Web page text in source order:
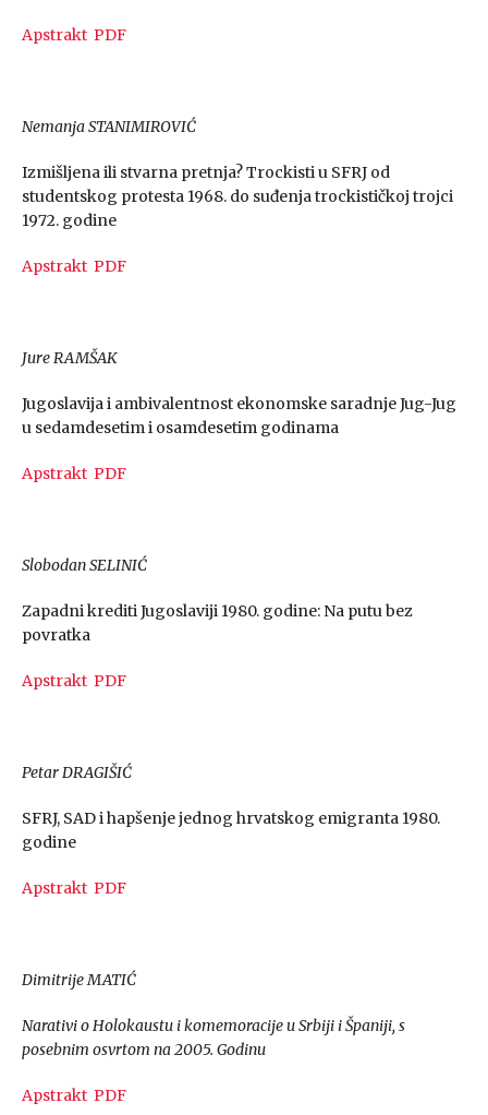
Apstrakt PDF
Nemanja STANIMIROVIĆ
Izmišljena ili stvarna pretnja? Trockisti u SFRJ od
studentskog protesta 1968. do suđenja trockističkoj trojci
1972. godine
Apstrakt PDF
Jure RAMŠAK
Jugoslavija i ambivalentnost ekonomske saradnje Jug-Jug
u sedamdesetim i osamdesetim godinama
Apstrakt PDF
Slobodan SELINIĆ
Zapadni krediti Jugoslaviji 1980. godine: Na putu bez
povratka
Apstrakt PDF
Petar DRAGIŠIĆ
SFRJ, SAD i hapšenje jednog hrvatskog emigranta 1980.
godine
Apstrakt PDF
Dimitrije MATIĆ
Narativi o Holokaustu i komemoracije u Srbiji i Španiji, s
posebnim osvrtom na 2005. Godinu
Apstrakt PDF